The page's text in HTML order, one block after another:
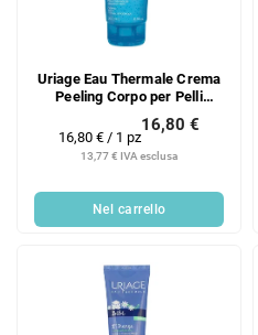
Uriage Eau Thermale Crema
Peeling Corpo per Pelli
Sensibili 200 ml
13,77 € IVA esclusa
16,80 €
Prezzo
della
16,80 € / 1 pz
Nel carrello